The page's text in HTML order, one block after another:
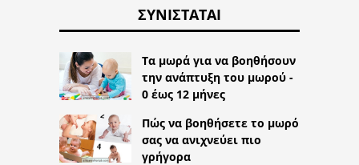
ΣΥΝΙΣΤΆΤΑΙ
Τα μωρά για να βοηθήσουν
την ανάπτυξη του μωρού -
0 έως 12 μήνες
Πώς να βοηθήσετε το μωρό
σας να ανιχνεύει πιο
γρήγορα